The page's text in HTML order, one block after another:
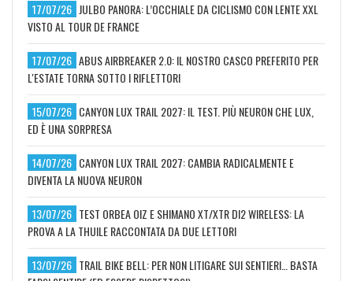
17/07/26 JULBO PANORA: L’OCCHIALE DA CICLISMO CON LENTE XXL
VISTO AL TOUR DE FRANCE
17/07/26 ABUS AIRBREAKER 2.0: IL NOSTRO CASCO PREFERITO PER
L'ESTATE TORNA SOTTO I RIFLETTORI
15/07/26 CANYON LUX TRAIL 2027: IL TEST. PIÙ NEURON CHE LUX,
ED È UNA SORPRESA
14/07/26 CANYON LUX TRAIL 2027: CAMBIA RADICALMENTE E
DIVENTA LA NUOVA NEURON
13/07/26 TEST ORBEA OIZ E SHIMANO XT/XTR DI2 WIRELESS: LA
PROVA A LA THUILE RACCONTATA DA DUE LETTORI
13/07/26 TRAIL BIKE BELL: PER NON LITIGARE SUI SENTIERI… BASTA